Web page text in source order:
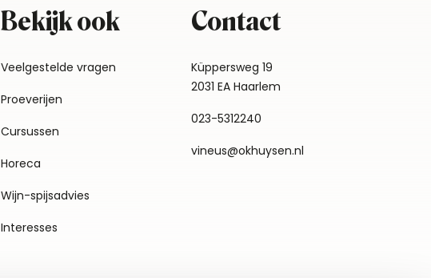
Bekijk ook
Veelgestelde vragen
Proeverijen
Cursussen
Horeca
Wijn-spijsadvies
Interesses
Contact
Küppersweg 19
2031 EA Haarlem
023-5312240
vineus@okhuysen.nl